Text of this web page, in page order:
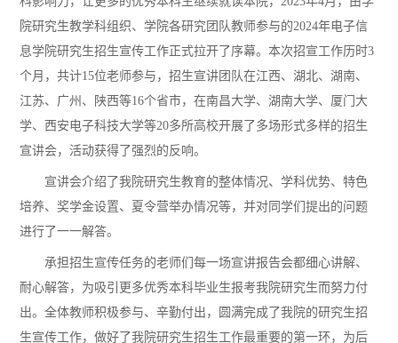
院研究生教学科组织、学院各研究团队教师参与的2024年电子信
息学院研究生招生宣传工作正式拉开了序幕。本次招宣工作历时3
个月，共计15位老师参与，招生宣讲团队在江西、湖北、湖南、
江苏、广州、陕西等16个省市，在南昌大学、湖南大学、厦门大
学、西安电子科技大学等20多所高校开展了多场形式多样的招生
宣讲会，活动获得了强烈的反响。
宣讲会介绍 了我院研究生教育的整体情况、学科优势、特色
培养、奖学金设置、夏令营举办情况等，并对 同学们提出的问题
进行 了一一解答。
承担招生宣传任务的老师们每一场宣讲报告会都细心讲解、
耐心解答，为吸引更多优秀本科毕业生报考我院研究生而努力付
出。全体教师积极参与、辛勤付出，圆满完成了我院的研究生招
生宣传工作，做好了我院研究生招生工作最重要的第一环，为后